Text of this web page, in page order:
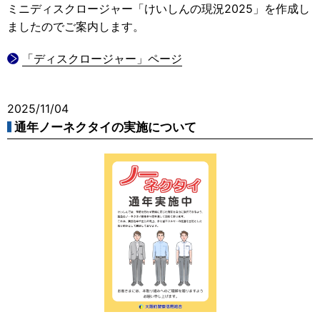
ミニディスクロージャー「けいしんの現況2025」を作成し
ましたのでご案内します。
「ディスクロージャー」ページ
2025/11/04
通年ノーネクタイの実施について